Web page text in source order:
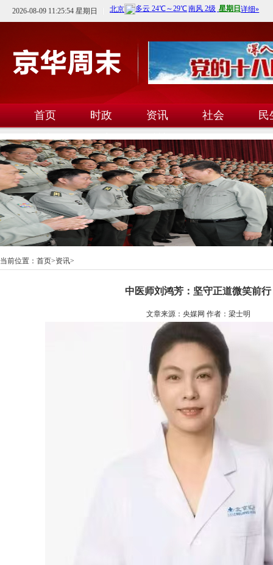
2026-08-09 11:25:54 星期日
首页 时政 资讯 社会
民
文教
卫生 科技
当前位置： 首页>资讯>
中医师刘鸿芳：坚守正道微笑前行
文章来源：央媒网 作者：梁士明